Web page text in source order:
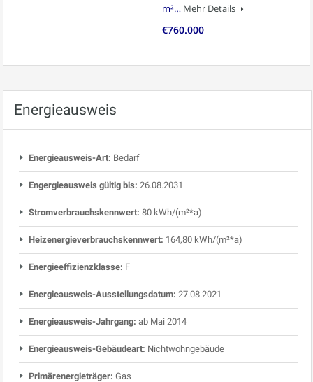
m²… Mehr Details
€760.000
Energieausweis
Energieausweis-Art: Bedarf
Engergieausweis gültig bis: 26.08.2031
Stromverbrauchskennwert: 80 kWh/(m²*a)
Heizenergieverbrauchskennwert: 164,80 kWh/(m²*a)
Energieeffizienzklasse: F
Energieausweis-Ausstellungsdatum: 27.08.2021
Energieausweis-Jahrgang: ab Mai 2014
Energieausweis-Gebäudeart: Nichtwohngebäude
Primärenergieträger: Gas